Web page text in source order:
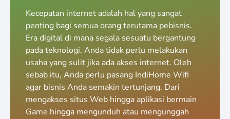
Kecepatan internet adalah hal yang sangat
penting bagi semua orang terutama pebisnis.
Era digital di mana segala sesuatu bergantung
pada teknologi, Anda tidak perlu melakukan
usaha yang sulit jika ada akses internet. Oleh
sebab itu, Anda perlu pasang IndiHome Wifi
agar bisnis Anda semakin tertunjang. Dari
mengakses situs Web hingga aplikasi bermain
Game hingga mengunduh atau mengunggah